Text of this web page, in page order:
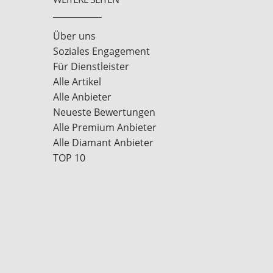
Über uns
Soziales Engagement
Für Dienstleister
Alle Artikel
Alle Anbieter
Neueste Bewertungen
Alle Premium Anbieter
Alle Diamant Anbieter
TOP 10